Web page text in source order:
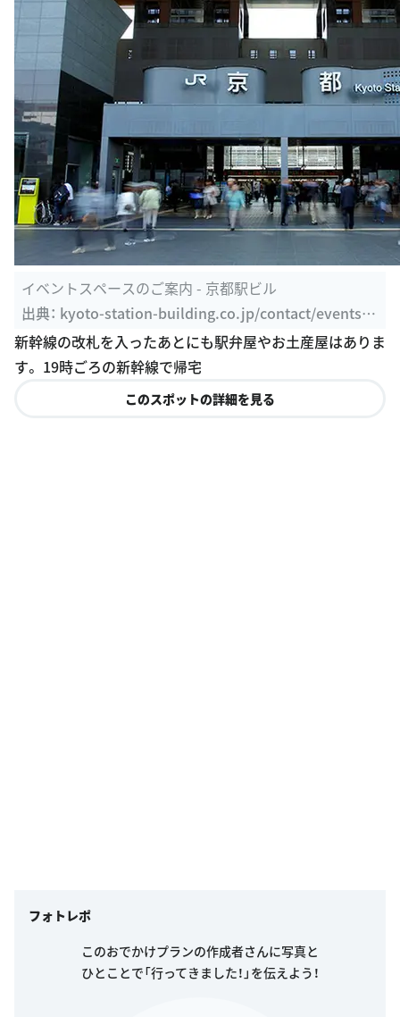
イベントスペースのご案内 - 京都駅ビル
出典： kyoto-station-building.co.jp/contact/eventspa
ce
新幹線の改札を入ったあとにも駅弁屋やお土産屋はありま
す。 19時ごろの新幹線で帰宅
このスポットの詳細を見る
フォトレポ
このおでかけプランの作成者さんに写真と
ひとことで「行ってきました！」を伝えよう！